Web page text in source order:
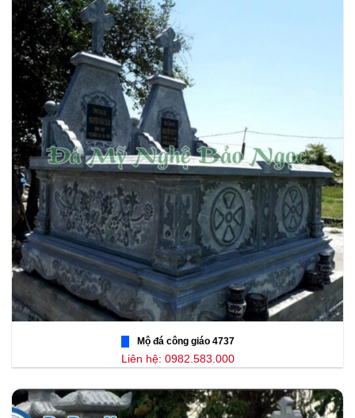
Mộ đá công giáo 4737
Liên hệ: 0982.583.000